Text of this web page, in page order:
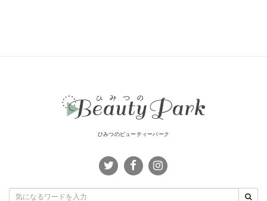
ひみつのビューティーパーク